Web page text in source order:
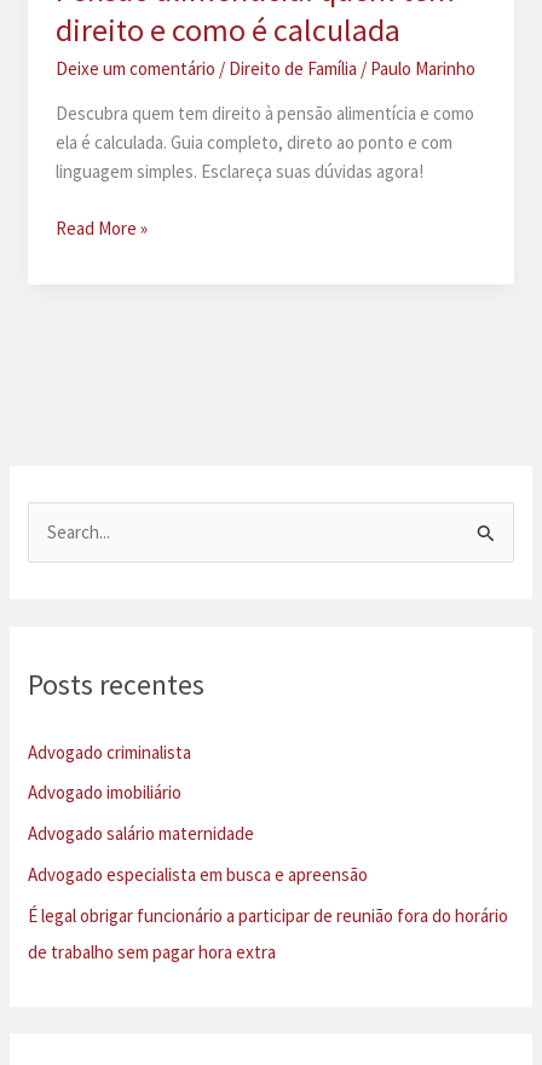
direito e como é calculada
Deixe um comentário / Direito de Família / Paulo Marinho
Descubra quem tem direito à pensão alimentícia e como
ela é calculada. Guia completo, direto ao ponto e com
linguagem simples. Esclareça suas dúvidas agora!
Pensão
Read More »
i
p
o
r
:
Posts recentes
Advogado criminalista
Advogado imobiliário
Advogado salário maternidade
Advogado especialista em busca e apreensão
É legal obrigar funcionário a participar de reunião fora do horário
de trabalho sem pagar hora extra